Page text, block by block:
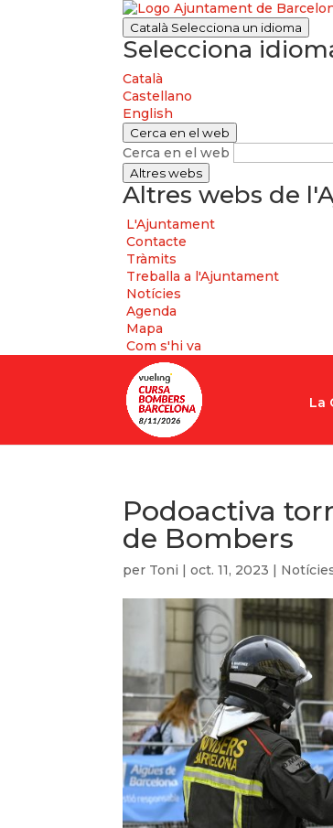
Català Selecciona un idioma
Selecciona
Català
Castellano
English
Cerca en el web
Cerca en el web
Altres webs
Altres webs de
L'Ajuntament
Contacte
Tràmits
Treballa a l'Ajuntament
Notícies
Agenda
Mapa
Com s'hi va
La
Podoactiva
de Bombers
per Toni |oct. 11, 2023 |